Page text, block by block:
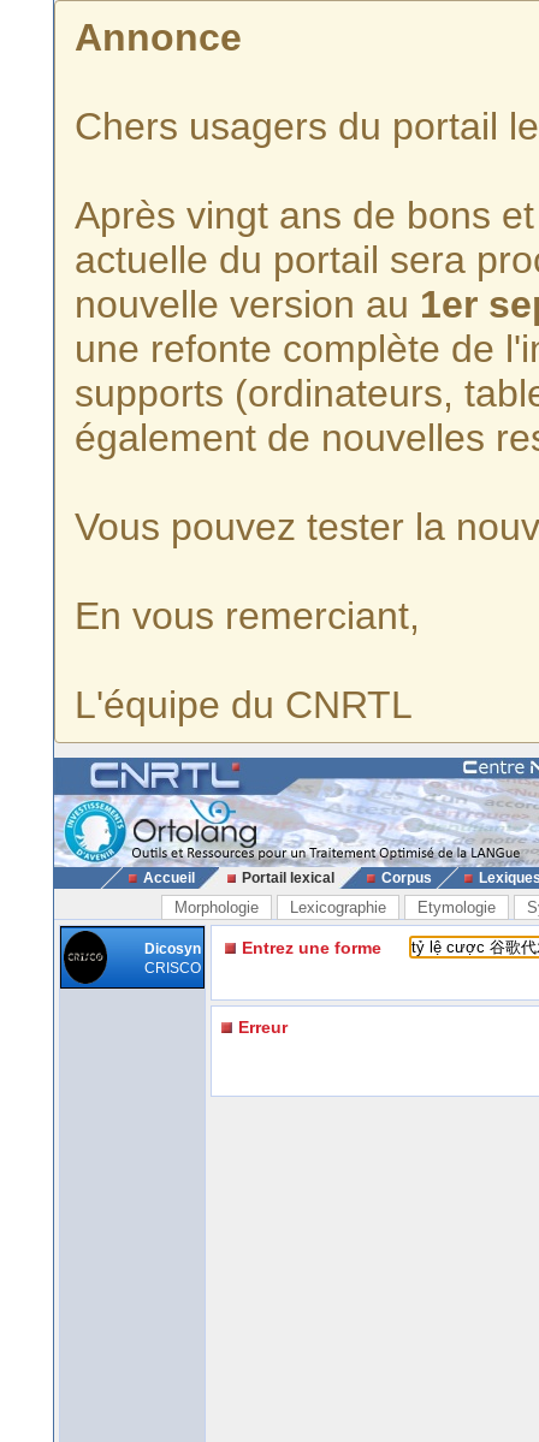
Annonce
Chers usagers du portail
Après vingt ans de bons
actuelle du portail sera
nouvelle version au 1er
une refonte complète de
supports (ordinateurs,
également de nouvelles
Vous pouvez tester la
En vous remerciant,
L'équipe du CNRTL
Accueil Portail lexical Corpus
Morphologie Lexicographie Etymologie
Dicosyn
CRISCO
Entrez une forme
Erreur